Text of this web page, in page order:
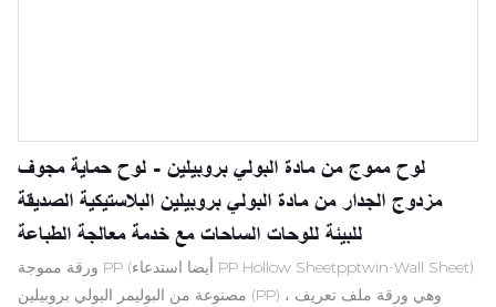
لوح مموج من مادة البولي بروبيلين - لوح حماية مجوف
مزدوج الجدار من مادة البولي بروبيلين البلاستيكية الصديقة
للبيئة للوحات الساحات مع خدمة معالجة الطباعة
ورقة مموجة PP (أيضا استدعاء PP Hollow Sheetpptwin-Wall Sheet)
مصنوعة من البوليمر البولي بروبيلين (PP) ، وهي ورقة ملف تعريف